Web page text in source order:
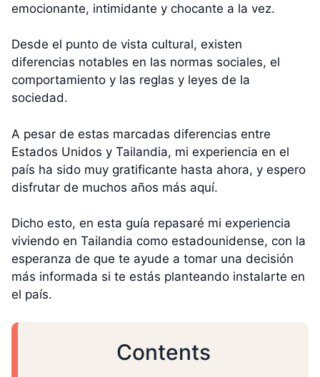
emocionante, intimidante y chocante a la vez.
Desde el punto de vista cultural, existen
diferencias notables en las normas sociales, el
comportamiento y las reglas y leyes de la
sociedad.
A pesar de estas marcadas diferencias entre
Estados Unidos y Tailandia, mi experiencia en el
país ha sido muy gratificante hasta ahora, y espero
disfrutar de muchos años más aquí.
Dicho esto, en esta guía repasaré mi experiencia
viviendo en Tailandia como estadounidense, con la
esperanza de que te ayude a tomar una decisión
más informada si te estás planteando instalarte en
el país.
Contents